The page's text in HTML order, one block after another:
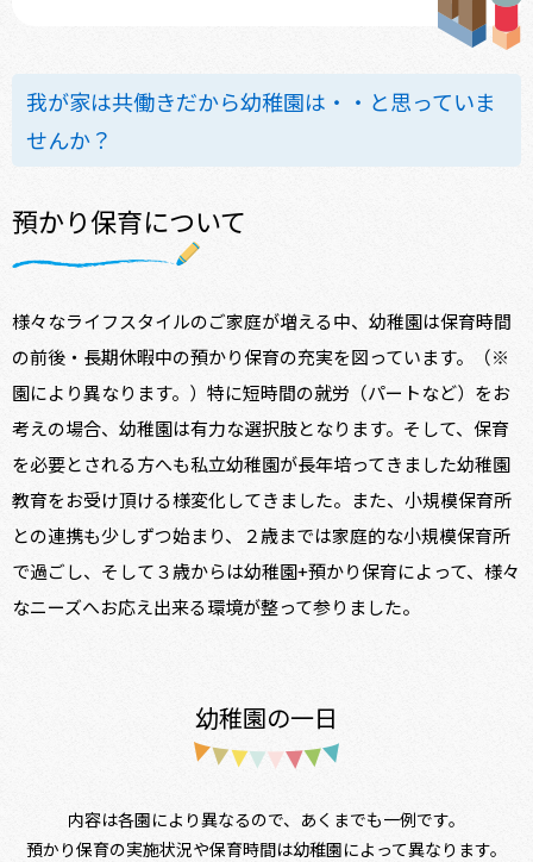
我が家は共働きだから幼稚園は・・と思っていま
せんか？
預かり保育について
様々なライフスタイルのご家庭が増える中、幼稚園は保育時間
の前後・長期休暇中の預かり保育の充実を図っています。（※
園により異なります。）特に短時間の就労（パートなど）をお
考えの場合、幼稚園は有力な選択肢となります。そして、保育
を必要とされる方へも私立幼稚園が長年培ってきました幼稚園
教育をお受け頂ける様変化してきました。また、小規模保育所
との連携も少しずつ始まり、２歳までは家庭的な小規模保育所
で過ごし、そして３歳からは幼稚園+預かり保育によって、様々
なニーズへお応え出来る環境が整って参りました。
幼稚園の一日
内容は各園により異なるので、あくまでも一例です。
預かり保育の実施状況や保育時間は幼稚園によって異なります。